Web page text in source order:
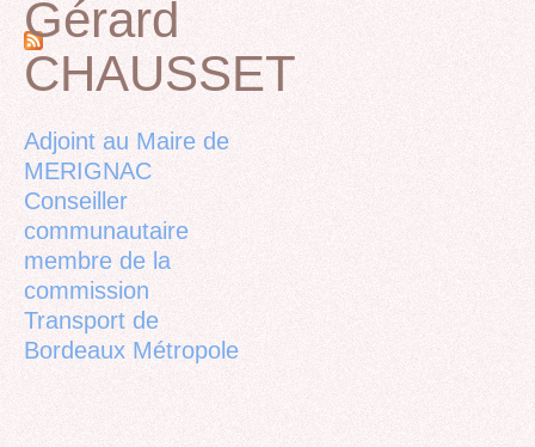
Pages
Back
to
Gérard
CHAUSSET
Adjoint au Maire de
MERIGNAC
Conseiller
communautaire
membre de la
commission
Transport de
Bordeaux Métropole